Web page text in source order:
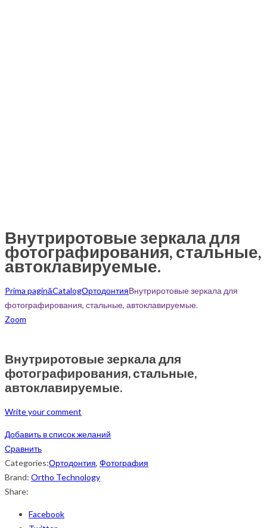
Внутриротовые зеркала для
фотографирования, стальные,
автоклавируемые.
Prima paginăCatalogОртодонтияВнутриротовые зеркала для
фотографирования, стальные, автоклавируемые.
Zoom
Внутриротовые зеркала для
фотографирования, стальные,
автоклавируемые.
Write your comment
Добавить в список желаний
Сравнить
Categories:Ортодонтия, Фотография
Brand: Ortho Technology
Share:
Facebook